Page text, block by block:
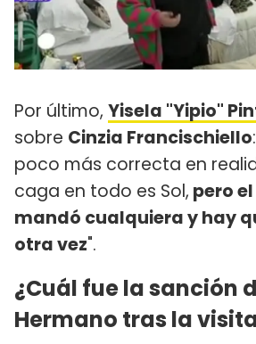
Por último, Yisela "Yipio"
sobre Cinzia Francischiello
poco más correcta en
caga en todo es Sol, pero
mandó cualquiera y hay
otra vez".
¿Cuál fue la sanción
Hermano tras la